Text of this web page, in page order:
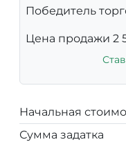
Победитель
Цена продажи 2
Начальная
Сумма задатка